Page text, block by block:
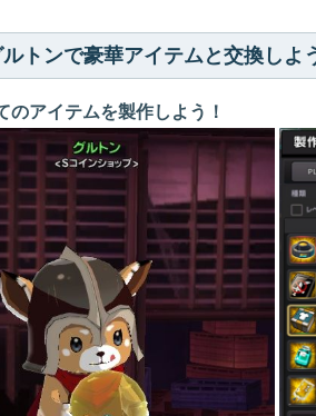
トンで豪華アイテムと交換しよ
のアイテムを製作しよう！